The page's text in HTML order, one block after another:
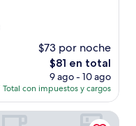
$73 por noche
El
precio
actual
es
de
$81 en total
9 ago - 10 ago
Total con impuestos y cargos